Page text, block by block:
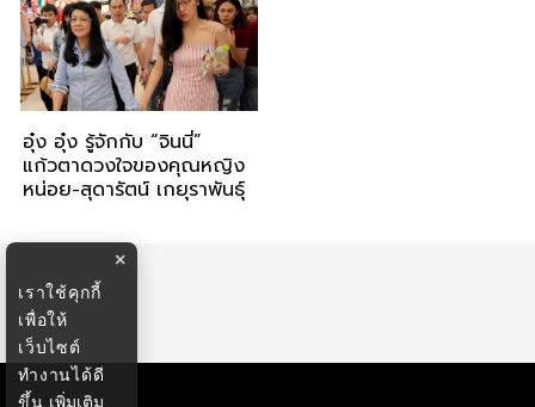
อุ๋ง อุ๋ง รู้จักกับ “จินนี่”
แก้วตาดวงใจของคุณหญิง
หน่อย-สุดารัตน์ เกยุราพันธุ์
×
เราใช้คุกกี้
เพื่อให้
เว็บไซต์
ทำงานได้ดี
ขึ้น เพิ่มเติม